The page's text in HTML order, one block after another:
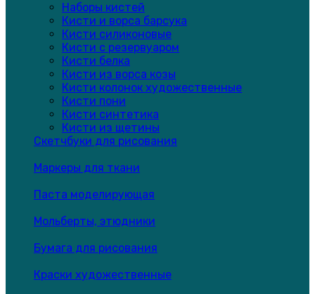
Наборы кистей
Кисти и ворса барсука
Кисти силиконовые
Кисти с резервуаром
Кисти белка
Кисти из ворса козы
Кисти колонок художественные
Кисти пони
Кисти синтетика
Кисти из щетины
Скетчбуки для рисования
Маркеры для ткани
Паста моделирующая
Мольберты, этюдники
Бумага для рисования
Краски художественные